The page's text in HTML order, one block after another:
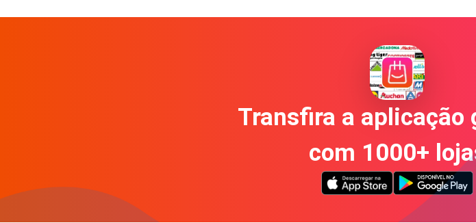
Transfira a aplicação
com 1000+